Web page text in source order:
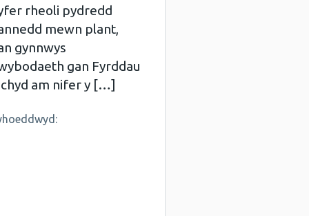
rheoli pydredd
mewn plant,
gynnwys
gan Fyrddau
am nifer y […]